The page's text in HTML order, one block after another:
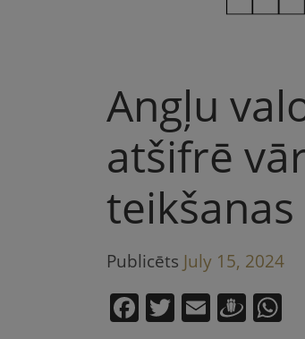
Angļu
atšifrē
teikšanas
Publicēts July 15, 2024
F T E D